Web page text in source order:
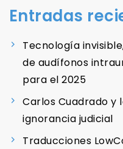
Entradas
Tecnología
de audífonos
para el 2025
Carlos Cuadrado
ignorancia judicial
Traducciones